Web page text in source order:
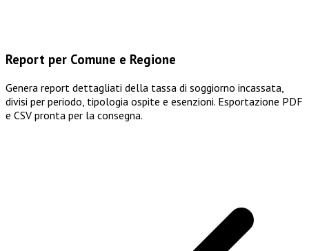
Report per Comune e Regione
Genera report dettagliati della tassa di soggiorno incassata,
divisi per periodo, tipologia ospite e esenzioni. Esportazione PDF
e CSV pronta per la consegna.